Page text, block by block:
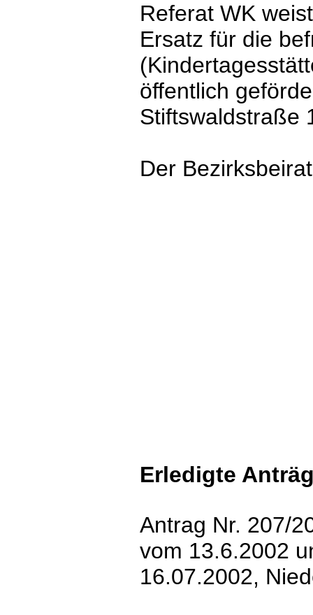
Referat WK
Ersatz für die
öffentlich
Stiftswaldstraße
Der
Erledigte
Antrag Nr. 207/
vom 13.6.2002
16.07.2002,